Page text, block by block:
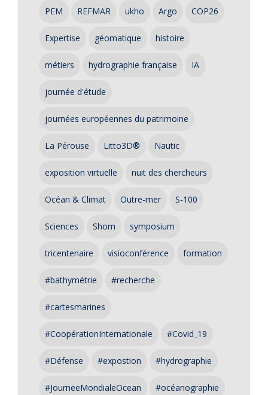
PEM REFMAR ukho Argo COP26
Expertise géomatique histoire
métiers hydrographie française IA
journée d'étude
journées européennes du patrimoine
La Pérouse Litto3D® Nautic
exposition virtuelle nuit des chercheurs
Océan & Climat Outre-mer S-100
Sciences Shom symposium
tricentenaire visioconférence formation
#bathymétrie #recherche
#cartesmarines
#CoopérationInternationale #Covid_19
#Défense #expostion #hydrographie
#JourneeMondialeOcean #océanographie